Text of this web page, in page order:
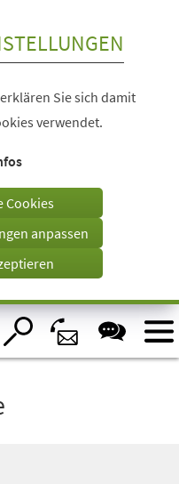
Sie sich damit
verwendet.
Cookies
anpassen